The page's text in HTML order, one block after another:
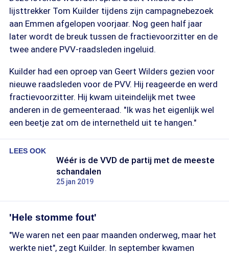
lijsttrekker Tom Kuilder tijdens zijn campagnebezoek
aan Emmen afgelopen voorjaar. Nog geen half jaar
later wordt de breuk tussen de fractievoorzitter en de
twee andere PVV-raadsleden ingeluid.
Kuilder had een oproep van Geert Wilders gezien voor
nieuwe raadsleden voor de PVV. Hij reageerde en werd
fractievoorzitter. Hij kwam uiteindelijk met twee
anderen in de gemeenteraad. "Ik was het eigenlijk wel
een beetje zat om de internetheld uit te hangen."
LEES OOK
Wéér is de VVD de partij met de meeste
schandalen
25 jan 2019
'Hele stomme fout'
"We waren net een paar maanden onderweg, maar het
werkte niet", zegt Kuilder. In september kwamen